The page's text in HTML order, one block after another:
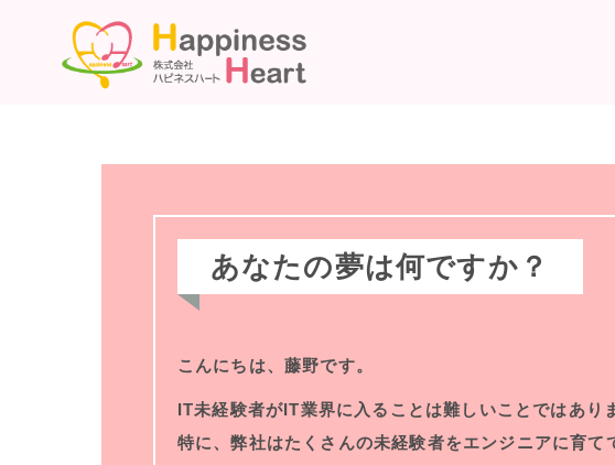
あなたの夢は何ですか？
こんにちは、藤野です。
IT未経験者がIT業界に入ることは難しいことではあり
特に、弊社はたくさんの未経験者をエンジニアに育て